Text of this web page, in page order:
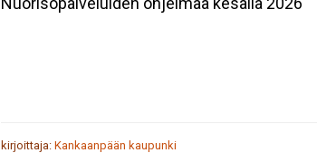
kirjoittaja: Kankaanpään kaupunki